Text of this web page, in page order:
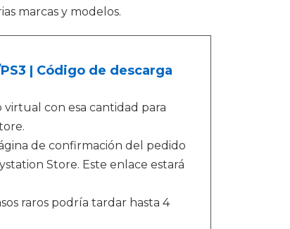
marcas y modelos.
| Código de descarga
con esa cantidad para
de confirmación del pedido
Store. Este enlace estará
raros podría tardar hasta 4